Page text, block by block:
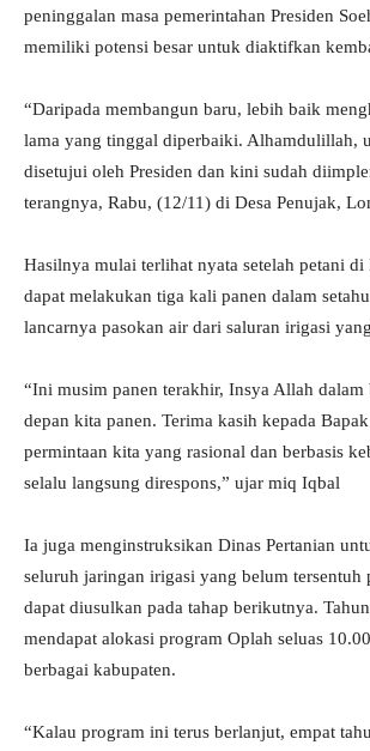
peninggalan masa pemerintahan Presiden
memiliki potensi besar untuk diaktifkan
“Daripada membangun baru, lebih baik
lama yang tinggal diperbaiki. Alhamdulillah,
disetujui oleh Presiden dan kini sudah
terangnya, Rabu, (12/11) di Desa Penujak,
Hasilnya mulai terlihat nyata setelah petani di
dapat melakukan tiga kali panen dalam
lancarnya pasokan air dari saluran irigasi
“Ini musim panen terakhir, Insya Allah dalam
depan kita panen. Terima kasih kepada
permintaan kita yang rasional dan berbasis
selalu langsung direspons,” ujar miq Iqbal
Ia juga menginstruksikan Dinas Pertanian
seluruh jaringan irigasi yang belum tersentuh
dapat diusulkan pada tahap berikutnya.
mendapat alokasi program Oplah seluas
berbagai kabupaten.
“Kalau program ini terus berlanjut, empat